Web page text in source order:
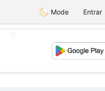
Mode Entrar